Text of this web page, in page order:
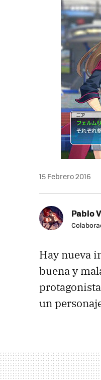
15 Febrero 2016
Pablo
Hay nueva
buena y
un